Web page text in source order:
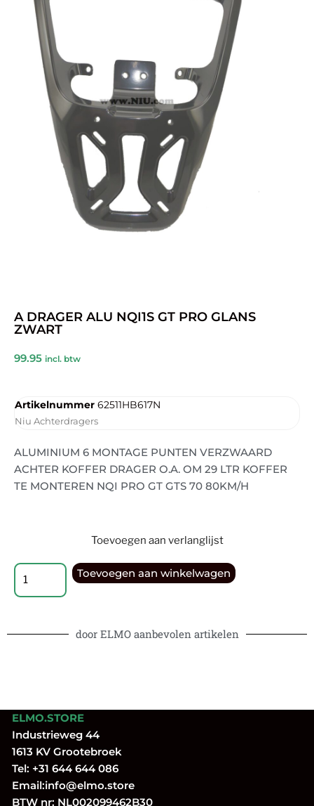
A DRAGER ALU NQI1S GT PRO GLANS
ZWART
99.95 incl. btw
Artikelnummer 62511HB617N
Niu Achterdragers
ALUMINIUM 6 MONTAGE PUNTEN VERZWAARD
ACHTER KOFFER DRAGER O.A. OM 29 LTR KOFFER
TE MONTEREN NQI PRO GT GTS 70 80KM/H
Toevoegen aan verlanglijst
Toevoegen aan winkelwagen
door ELMO aanbevolen artikelen
ELMO.STORE
Industrieweg 44
1613 KV Grootebroek
Tel: +31 644 644 086
Email:info@elmo.store
BTW nr: NL002099462B30